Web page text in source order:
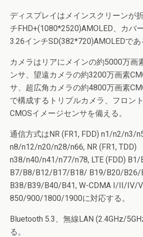
ディスプレイはメインスクリーンが
チFHD+(1080*2520)AMOLED、カバ
3.26インチSD(382*720)AMOLEDであ
カメラはリアにメインの約5000万画
ンサ、望遠カメラの約3200万画素
サ、超広角カメラの約4800万画素
で構成するトリプルカメラ、フロン
CMOSイメージセンサを備える。
通信方式はNR (FR1, FDD) n1/n2/n3/
n8/n12/n20/n28/n66, NR (FR1, TDD)
n38/n40/n41/n77/n78, LTE (FDD)
B7/B8/B12/B17/B18/ B19/B20/B26/
B38/B39/B40/B41, W-CDMA I/II/IV/
850/900/1800/1900に対応する。
Bluetooth 5.3、無線LAN (2.4GHz/
る。